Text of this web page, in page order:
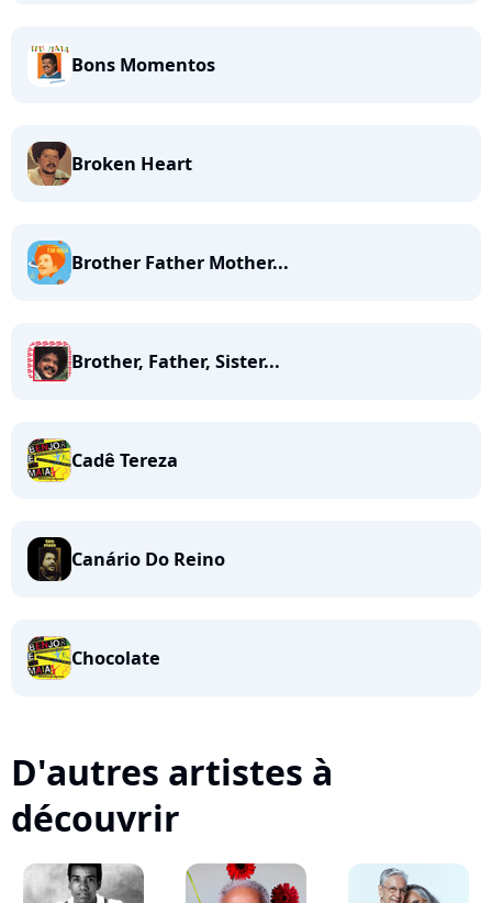
Bons Momentos
Broken Heart
Brother Father Mother...
Brother, Father, Sister...
Cadê Tereza
Canário Do Reino
Chocolate
D'autres artistes à
découvrir